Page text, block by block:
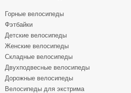
Горные велосипеды
Фэтбайки
Детские велосипеды
Женские велосипеды
Складные велосипеды
Двухподвесные велосипеды
Дорожные велосипеды
Велосипеды для экстрима